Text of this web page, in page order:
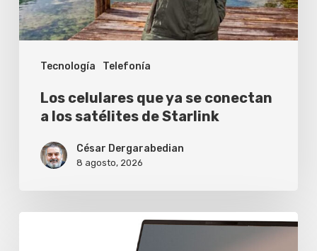
Tecnología Telefonía
los
satélites
StarlinkLos celulares que ya se conectan
a los satélites de Starlink
César Dergarabedian
8 agosto, 2026